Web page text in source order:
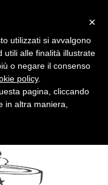
con
×
utilizzati si avvalgono
utili alle finalità illustrate
o negare il consenso
policy.
pagina, cliccando
in altra maniera,